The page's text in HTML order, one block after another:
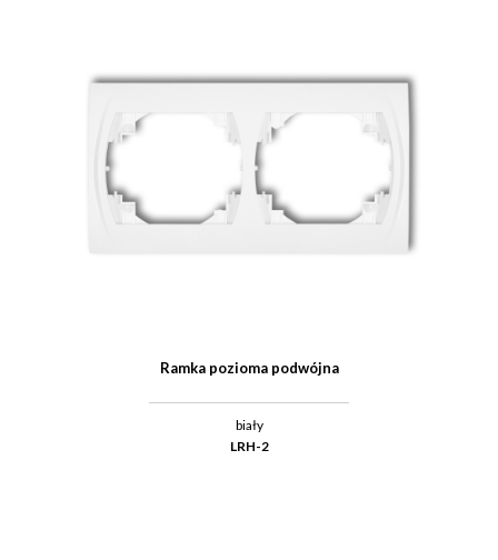
Ramka pozioma podwójna
biały
LRH-2